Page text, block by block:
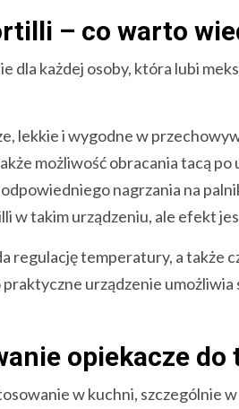
– co warto
dla każdej osoby, która lubi
lekkie i wygodne w
możliwość obracania tacą
nagrzania na
w takim urządzeniu, ale efekt
regulację temperatury, a także
urządzenie
opiekacze
w kuchni, szczególnie